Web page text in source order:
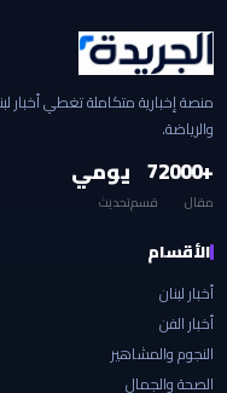
منصة إخبارية متكاملة تغطي أخبار
والرياضة.
+2000
مقال
7
قسم
يومي
تحديث
الأقسام
أخبار لبنان
أخبار الفن
النجوم والمشاهير
الصحة والجمال